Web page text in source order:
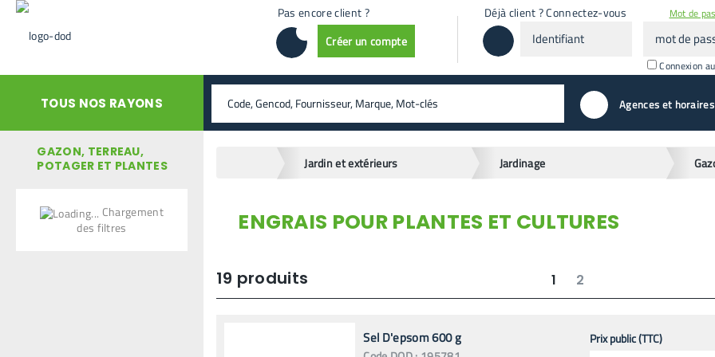
Pas encore client ?
Créer un compte
Déjà client ? Connectez-vous
passeConnexion
Mot de
TOUS NOS RAYONS rechercher valider Agences et horaires
GAZON, TERREAU,
POTAGER ET PLANTES
Chargement
des filtres
Jardin et extérieurs Jardinage
retour en arrière
ENGRAIS POUR PLANTES ET CULTURES
19 produits 1 2
Sel D'epsom 600 g Prix public (TTC)